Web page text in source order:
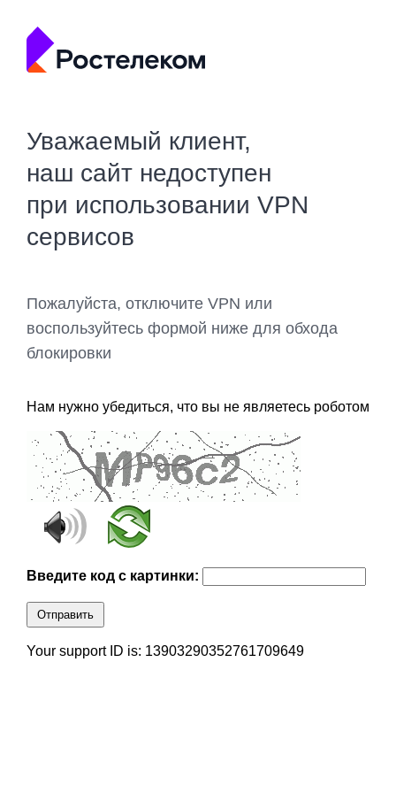
Уважаемый клиент,
наш сайт недоступен
при использовании VPN
сервисов
Пожалуйста, отключите VPN или
воспользуйтесь формой ниже для обхода
блокировки
Нам нужно убедиться, что вы не являетесь роботом
Введите код с картинки:
Отправить
Your support ID is: 13903290352761709649